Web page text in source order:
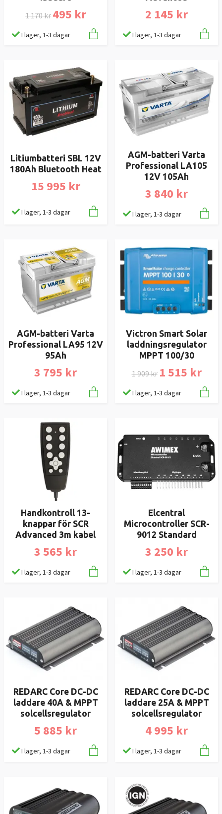
1 170 kr 495 kr
I lager, 1-3 dagar
2 145 kr
I lager, 1-3 dagar
Litiumbatteri SBL 12V
180Ah Bluetooth Heat
15 995 kr
I lager, 1-3 dagar
AGM-batteri Varta
Professional LA105
12V 105Ah
3 840 kr
I lager, 1-3 dagar
AGM-batteri Varta
Professional LA95 12V
95Ah
3 795 kr
I lager, 1-3 dagar
Victron Smart Solar
laddningsregulator
MPPT 100/30
1 909 kr 1 515 kr
I lager, 1-3 dagar
Handkontroll 13-
knappar för SCR
Advanced 3m kabel
3 565 kr
I lager, 1-3 dagar
Elcentral
Microcontroller SCR-
9012 Standard
3 250 kr
I lager, 1-3 dagar
REDARC Core DC-DC
laddare 40A & MPPT
solcellsregulator
5 885 kr
I lager, 1-3 dagar
REDARC Core DC-DC
laddare 25A & MPPT
solcellsregulator
4 995 kr
I lager, 1-3 dagar